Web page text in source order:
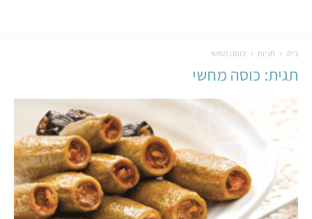
בית תגיות כוסה מחשי
תגית: כוסה מחשי